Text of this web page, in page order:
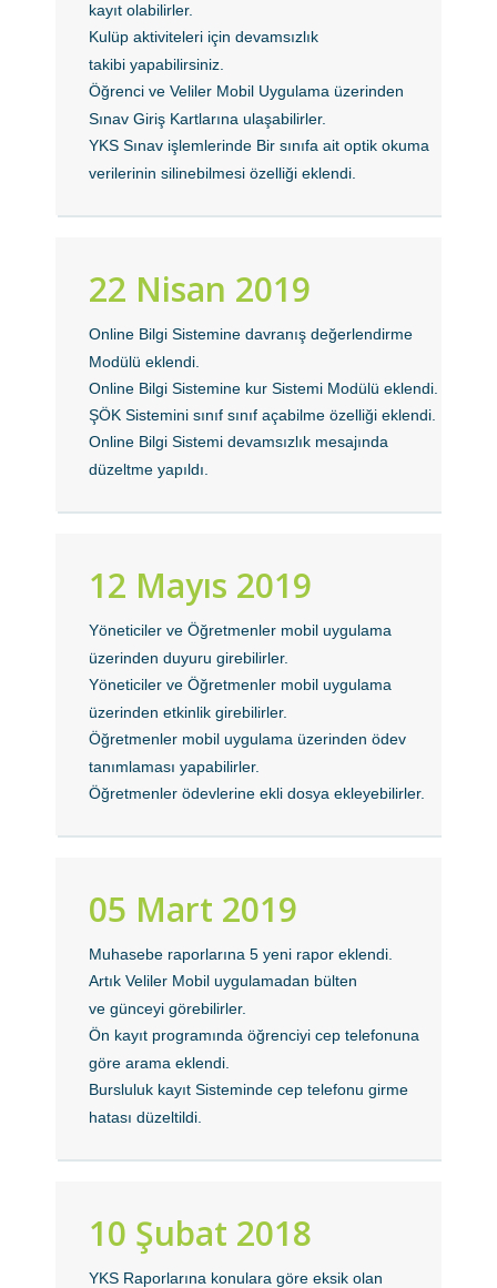
kayıt olabilirler.
Kulüp aktiviteleri için devamsızlık
takibi yapabilirsiniz.
Öğrenci ve Veliler Mobil Uygulama üzerinden
Sınav Giriş Kartlarına ulaşabilirler.
YKS Sınav işlemlerinde Bir sınıfa ait optik okuma
verilerinin silinebilmesi özelliği eklendi.
22 Nisan 2019
Online Bilgi Sistemine davranış değerlendirme
Modülü eklendi.
Online Bilgi Sistemine kur Sistemi Modülü eklendi.
ŞÖK Sistemini sınıf sınıf açabilme özelliği eklendi.
Online Bilgi Sistemi devamsızlık mesajında
düzeltme yapıldı.
12 Mayıs 2019
Yöneticiler ve Öğretmenler mobil uygulama
üzerinden duyuru girebilirler.
Yöneticiler ve Öğretmenler mobil uygulama
üzerinden etkinlik girebilirler.
Öğretmenler mobil uygulama üzerinden ödev
tanımlaması yapabilirler.
Öğretmenler ödevlerine ekli dosya ekleyebilirler.
05 Mart 2019
Muhasebe raporlarına 5 yeni rapor eklendi.
Artık Veliler Mobil uygulamadan bülten
ve günceyi görebilirler.
Ön kayıt programında öğrenciyi cep telefonuna
göre arama eklendi.
Bursluluk kayıt Sisteminde cep telefonu girme
hatası düzeltildi.
10 Şubat 2018
YKS Raporlarına konulara göre eksik olan